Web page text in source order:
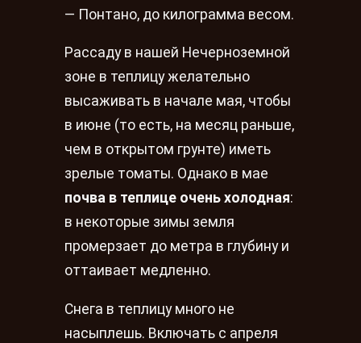
— Понтано, до килограмма весом.
Рассаду в нашей Нечерноземной
зоне в теплицу желательно
высаживать в начале мая, чтобы
в июне (то есть, на месяц раньше,
чем в открытом грунте) иметь
зрелые томаты. Однако в мае
почва в теплице очень холодная:
в некоторые зимы земля
промерзает до метра в глубину и
оттаивает медленно.
Снега в теплицу много не
насыплешь. Включать с апреля